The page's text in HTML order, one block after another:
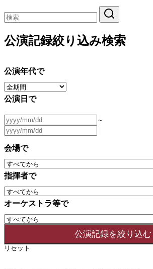
公演記録絞り込み検索
公演年代で
公演日で
～
会場で
指揮者で
オーケストラ等で
リセット